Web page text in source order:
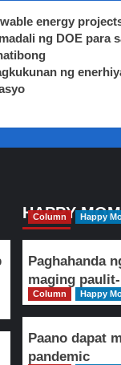
energy
ng DOE para
ng
HAPPY
Column Happy
Paghahanda
maging
Column Happy
Paano dapat
pandemic